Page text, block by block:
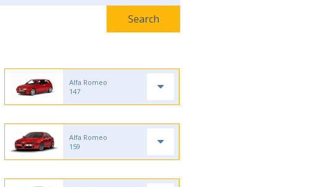
Alfa Romeo
147
Alfa Romeo
159